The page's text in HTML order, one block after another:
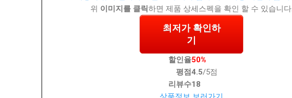
위 이미지를 클릭하면 제품 상세스펙을 확인 할 수 있습니다.
최저가 확인하
기
할인율50%
평점4.5/5점
리뷰수18